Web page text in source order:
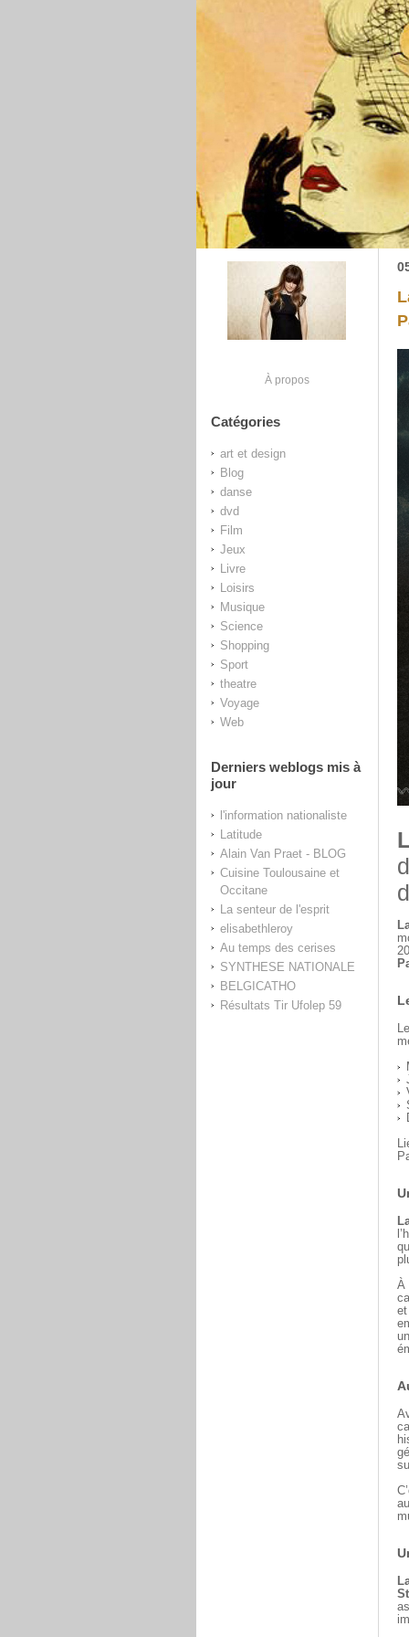
À propos
Catégories
art et design
Blog
danse
dvd
Film
Jeux
Livre
Loisirs
Musique
Science
Shopping
Sport
theatre
Voyage
Web
Derniers weblogs mis à
jour
l'information nationaliste
Latitude
Alain Van Praet - BLOG
Cuisine Toulousaine et
Occitane
La senteur de l'esprit
elisabethleroy
Au temps des cerises
SYNTHESE NATIONALE
BELGICATHO
Résultats Tir Ufolep 59
À
et